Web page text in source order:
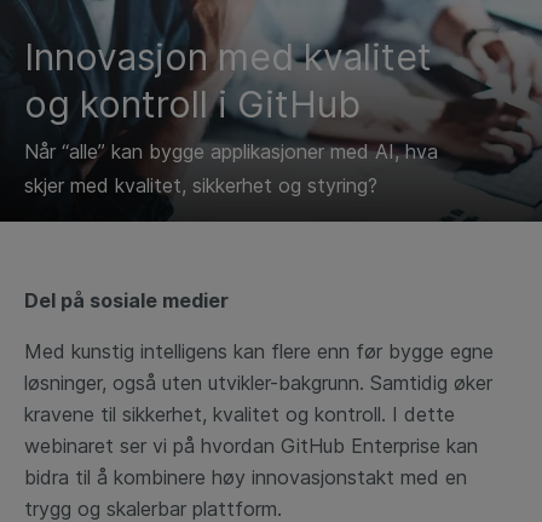
Innovasjon med kvalitet
og kontroll i GitHub
Når “alle” kan bygge applikasjoner med AI, hva
skjer med kvalitet, sikkerhet og styring?
Med kunstig intelligens kan flere enn før bygge egne
løsninger, også uten utvikler-bakgrunn. Samtidig øker
kravene til sikkerhet, kvalitet og kontroll. I dette
webinaret ser vi på hvordan GitHub Enterprise kan
bidra til å kombinere høy innovasjonstakt med en
trygg og skalerbar plattform.
Del på sosiale medier